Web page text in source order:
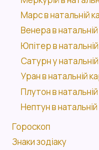
Марс в натальній
Венера в натальній
Юпітер в натальній
Сатурн у натальній
Уран в натальній
Плутон в натальній
Нептун в натальній
Гороскоп
Знаки зодіаку